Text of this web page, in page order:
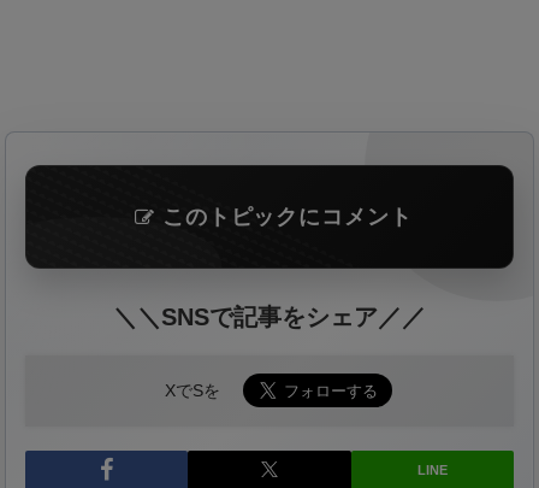
このトピックにコメント
＼＼SNSで記事をシェア／／
XでSを
LINE